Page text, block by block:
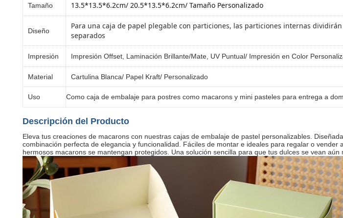
Tamaño 13.5*13.5*6.2cm/ 20.5*13.5*6.2cm/ Tamaño Personalizado
Diseño
Para una caja de papel plegable con particiones, las particiones internas
separados
Impresión Impresión Offset, Laminación Brillante/Mate, UV Puntual/ Impresión en Color
Material Cartulina Blanca/ Papel Kraft/ Personalizado
Uso Como caja de embalaje para postres como macarons y mini pasteles para entrega a
Descripción del Producto
Eleva tus creaciones de macarons con nuestras cajas de embalaje de pastel personalizables.
combinación perfecta de elegancia y funcionalidad. Fáciles de montar e ideales para regalar o
hermosos macarons se mantengan protegidos. Una solución sencilla para que tus dulces se vean aún